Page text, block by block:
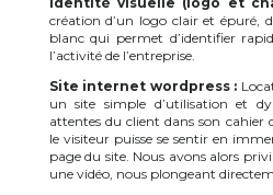
création d’un logo clair et épuré,
blanc qui permet d’identifier
l’activité de l’entreprise.
Site internet wordpress :
un site simple d’utilisation et
attentes du client dans son cahier
le visiteur puisse se sentir en
page du site. Nous avons alors
une vidéo, nous plongeant